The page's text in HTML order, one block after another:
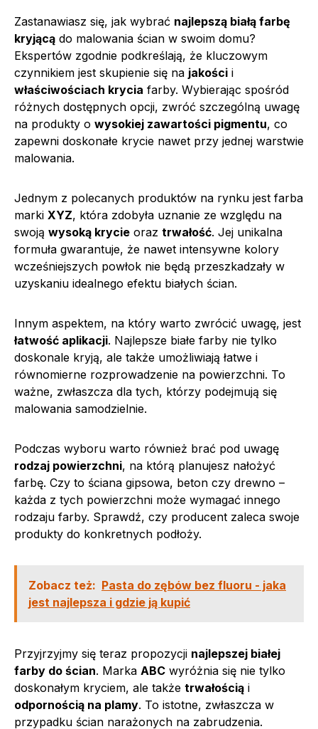
Zastanawiasz się, jak wybrać najlepszą białą farbę
kryjącą do malowania ścian w swoim domu?
Ekspertów zgodnie podkreślają, że kluczowym
czynnikiem jest skupienie się na jakości i
właściwościach krycia farby. Wybierając spośród
różnych dostępnych opcji, zwróć szczególną uwagę
na produkty o wysokiej zawartości pigmentu, co
zapewni doskonałe krycie nawet przy jednej warstwie
malowania.
Jednym z polecanych produktów na rynku jest farba
marki XYZ, która zdobyła uznanie ze względu na
swoją wysoką krycie oraz trwałość. Jej unikalna
formuła gwarantuje, że nawet intensywne kolory
wcześniejszych powłok nie będą przeszkadzały w
uzyskaniu idealnego efektu białych ścian.
Innym aspektem, na który warto zwrócić uwagę, jest
łatwość aplikacji. Najlepsze białe farby nie tylko
doskonale kryją, ale także umożliwiają łatwe i
równomierne rozprowadzenie na powierzchni. To
ważne, zwłaszcza dla tych, którzy podejmują się
malowania samodzielnie.
Podczas wyboru warto również brać pod uwagę
rodzaj powierzchni, na którą planujesz nałożyć
farbę. Czy to ściana gipsowa, beton czy drewno –
każda z tych powierzchni może wymagać innego
rodzaju farby. Sprawdź, czy producent zaleca swoje
produkty do konkretnych podłoży.
Zobacz też: Pasta do zębów bez fluoru - jaka
jest najlepsza i gdzie ją kupić
Przyjrzyjmy się teraz propozycji najlepszej białej
farby do ścian. Marka ABC wyróżnia się nie tylko
doskonałym kryciem, ale także trwałością i
odpornością na plamy. To istotne, zwłaszcza w
przypadku ścian narażonych na zabrudzenia.